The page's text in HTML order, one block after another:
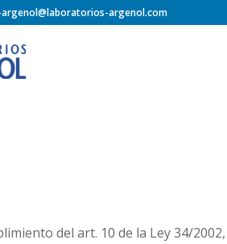
argenol.com
del art. 10 de la Ley 34/